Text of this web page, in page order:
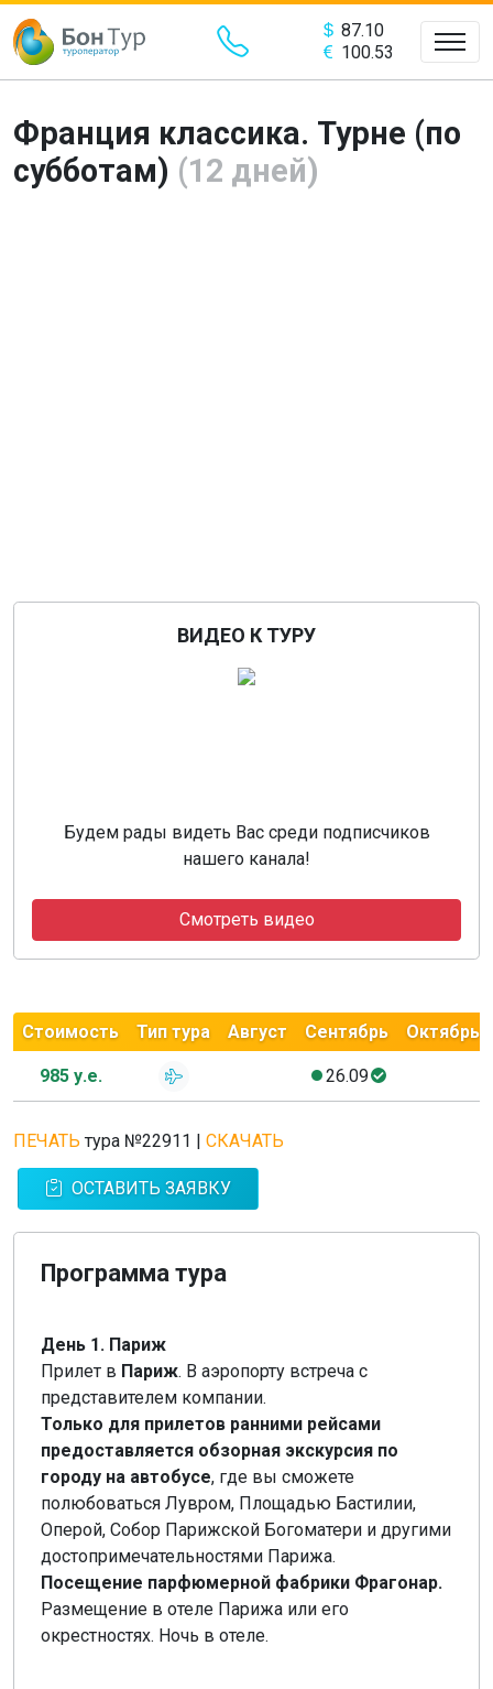
87.10
100.53
Франция классика. Турне (по
субботам) (12 дней)
ВИДЕО К ТУРУ
Будем рады видеть Вас среди подписчиков
нашего канала!
Смотреть видео
Стоимость Тип тура Август Сентябрь Октябрь
985 у.е. 26.09
ПЕЧАТЬ тура №22911 | СКАЧАТЬ
ОСТАВИТЬ ЗАЯВКУ
Программа тура
День 1. Париж
Прилет в Париж. В аэропорту встреча с
представителем компании.
Только для прилетов ранними рейсами
предоставляется обзорная экскурсия по
городу на автобусе, где вы сможете
полюбоваться Лувром, Площадью Бастилии,
Оперой, Собор Парижской Богоматери и другими
достопримечательностями Парижа.
Посещение парфюмерной фабрики Фрагонар.
Размещение в отеле Парижа или его
окрестностях. Ночь в отеле.